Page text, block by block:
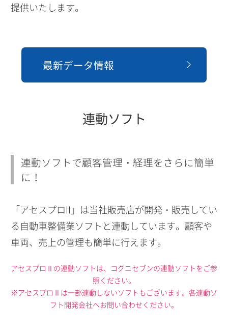
提供いたします。
最新データ情報
連動ソフト
連動ソフトで顧客管理・経理をさらに簡単
に！
「アセスプロII」は当社販売店が開発・販売してい
る自動車整備業ソフトと連動しています。顧客や
車両、売上の管理も簡単に行えます。
アセスプロⅡの連動ソフトは、コグニセブンの連動ソフトをご参
照ください。
※アセスプロⅡは一部連動しないソフトもございます。各連動ソ
フト開発会社へお問い合わせください。